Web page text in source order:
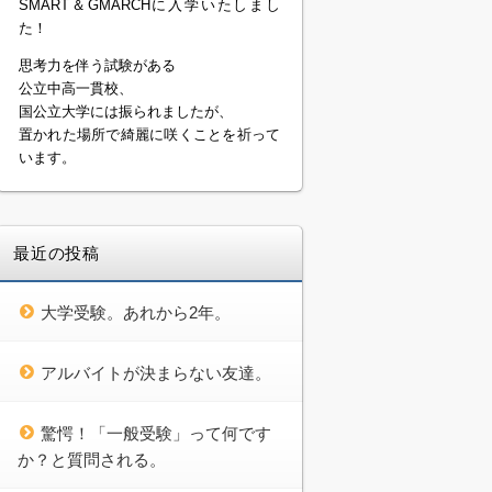
SMART＆GMARCHに入学いたしまし
た！
思考力を伴う試験がある
公立中高一貫校、
国公立大学には振られましたが、
置かれた場所で綺麗に咲くことを祈って
います。
最近の投稿
大学受験。あれから2年。
アルバイトが決まらない友達。
驚愕！「一般受験」って何です
か？と質問される。